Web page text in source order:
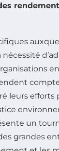
leurs
un
grandes